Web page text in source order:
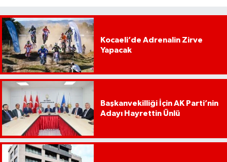
Kocaeli’de Adrenalin Zirve
Yapacak
Başkanvekilliği İçin AK Parti’nin
Adayı Hayrettin Ünlü